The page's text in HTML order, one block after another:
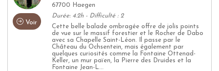
Voir
67700 Haegen
Durée: 4.2h - Difficulté : 2
Cette belle balade ombragée offre de jolis points
de vue sur le massif forestier et le Rocher de Dabo
avec sa Chapelle Saint-Léon. Il passe par le
Château du Ochsentein, mais également par
quelques curiosités comme la Fontaine Ottenad-
Keller, un mur païen, la Pierre des Druides et la
Fontaine Jean-L...